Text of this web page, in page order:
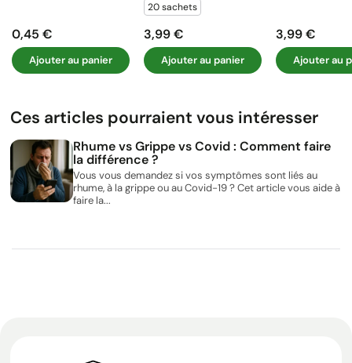
Prix
0,45 €
Ajouter au panier
20 sachets
Prix
3,99 €
Ajouter au panier
Prix
3,99 €
Ajouter au
Ces articles pourraient vous intéresser
Rhume vs Grippe vs Covid : Comment faire
la différence ?
Vous vous demandez si vos symptômes sont liés au
rhume, à la grippe ou au Covid-19 ? Cet article vous aide à
faire la...